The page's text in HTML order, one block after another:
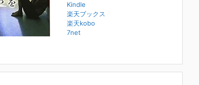
人と“直接”向き合うことの価値
2022年1月14日
Kindle
楽天ブックス
楽天kobo
7net